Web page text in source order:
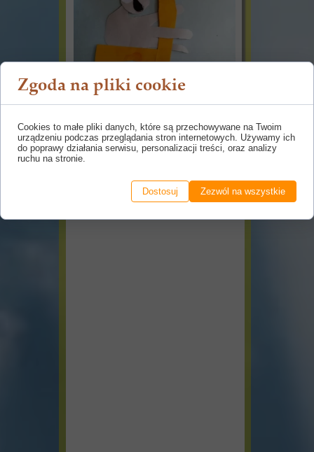
Zgoda na pliki cookie
Cookies to małe pliki danych, które są przechowywane na Twoim
urządzeniu podczas przeglądania stron internetowych. Używamy ich
do poprawy działania serwisu, personalizacji treści, oraz analizy
ruchu na stronie.
Dostosuj Zezwól na wszystkie